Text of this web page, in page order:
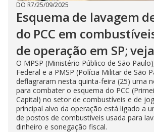
DO R7/25/09/2025
Esquema de lavagem
do PCC em
de operação em SP;
O MPSP (Ministério Público de São
Federal e a PMSP (Polícia Militar de São
deflagraram nesta quinta-feira (25) uma
para combater o esquema do PCC
Capital) no setor de combustíveis e de
principal alvo da operação está ligado a
de postos de combustíveis usada para
dinheiro e sonegação fiscal.